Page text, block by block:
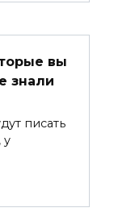
вы
знали
писать
у